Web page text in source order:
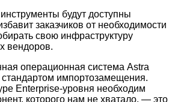
будут доступны
заказчиков от необходимости
свою инфраструктуру
вендоров.
операционная система Astra
стандартом импортозамещения.
Enterprise-уровня необходим
которого нам не хватало, — это